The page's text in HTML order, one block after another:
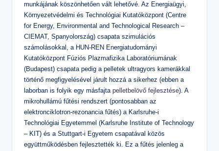
munkájának köszönhetően vált lehetővé. Az Energiaügyi,
Környezetvédelmi és Technológiai Kutatóközpont (Centre
for Energy, Environmental and Technological Research –
CIEMAT, Spanyolország) csapata szimulációs
számolásokkal, a HUN-REN Energiatudományi
Kutatóközpont Fúziós Plazmafizika Laboratóriumának
(Budapest) csapata pedig a pelletek ultragyors kamerákkal
történő megfigyelésével járult hozzá a sikerhez (ebben a
laborban is folyik egy másfajta pelletbelövő fejlesztése). A
mikrohullámú fűtési rendszert (pontosabban az
elektronciklotron-rezonancia fűtés) a Karlsruhe-i
Technológiai Egyetemmel (Karlsruhe Institute of Technology
– KIT) és a Stuttgart-i Egyetem csapatával közös
együttműködésben fejlesztették ki. Ez a fűtés jelenleg a